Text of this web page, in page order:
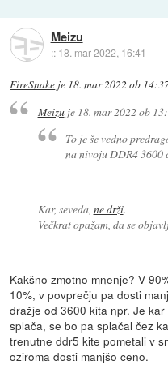
Meizu
:: 18. mar 2022, 16:41
FireSnake je 18. mar 2022 ob
Meizuje 18. mar 2022 ob
To je še vedno
na nivoju DDR4 3600
Kar, seveda, ne drži.
Večkrat opažam, da se
Kakšno zmotno mnenje? V
10%, v povprečju pa dosti
dražje od 3600 kita npr. Je
splača, se bo pa splačal čez
trenutne ddr5 kite pometali v
oziroma dosti manjšo ceno.